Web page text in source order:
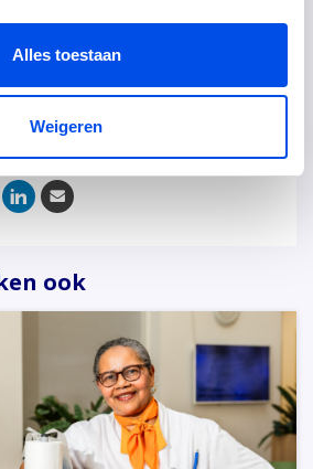
Alles toestaan
Weigeren
ook